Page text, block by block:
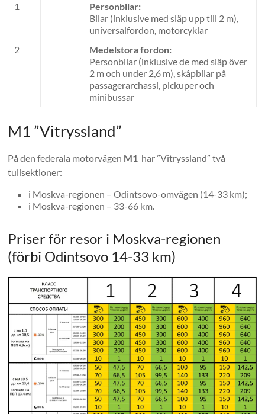
1
Personbilar:
Bilar (inklusive med släp upp till 2 m),
universalfordon, motorcyklar
2
Medelstora fordon:
Personbilar (inklusive de med släp över
2 m och under 2,6 m), skåpbilar på
passagerarchassi, pickuper och
minibussar
M1 ”Vitryssland”
På den federala motorvägen M1 har ”Vitryssland” två
tullsektioner:
i Moskva-regionen – Odintsovo-omvägen (14-33 km);
i Moskva-regionen – 33-66 km.
Priser för resor i Moskva-regionen
(förbi Odintsovo 14-33 km)